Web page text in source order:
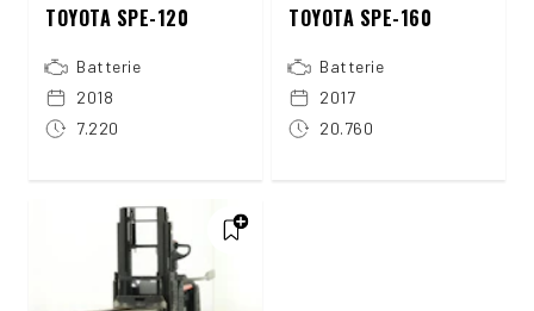
TOYOTA SPE-120
Batterie
2018
7.220
TOYOTA SPE-160
Batterie
2017
20.760